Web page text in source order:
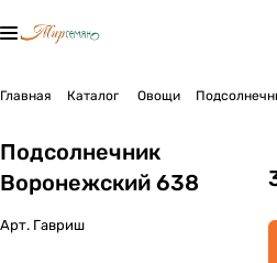
Главная Каталог Овощи
Подсолнечник
Воронежский 638
Арт. Гавриш